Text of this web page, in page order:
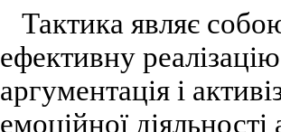
Тактика являє
ефективну
аргументація і
емоційної